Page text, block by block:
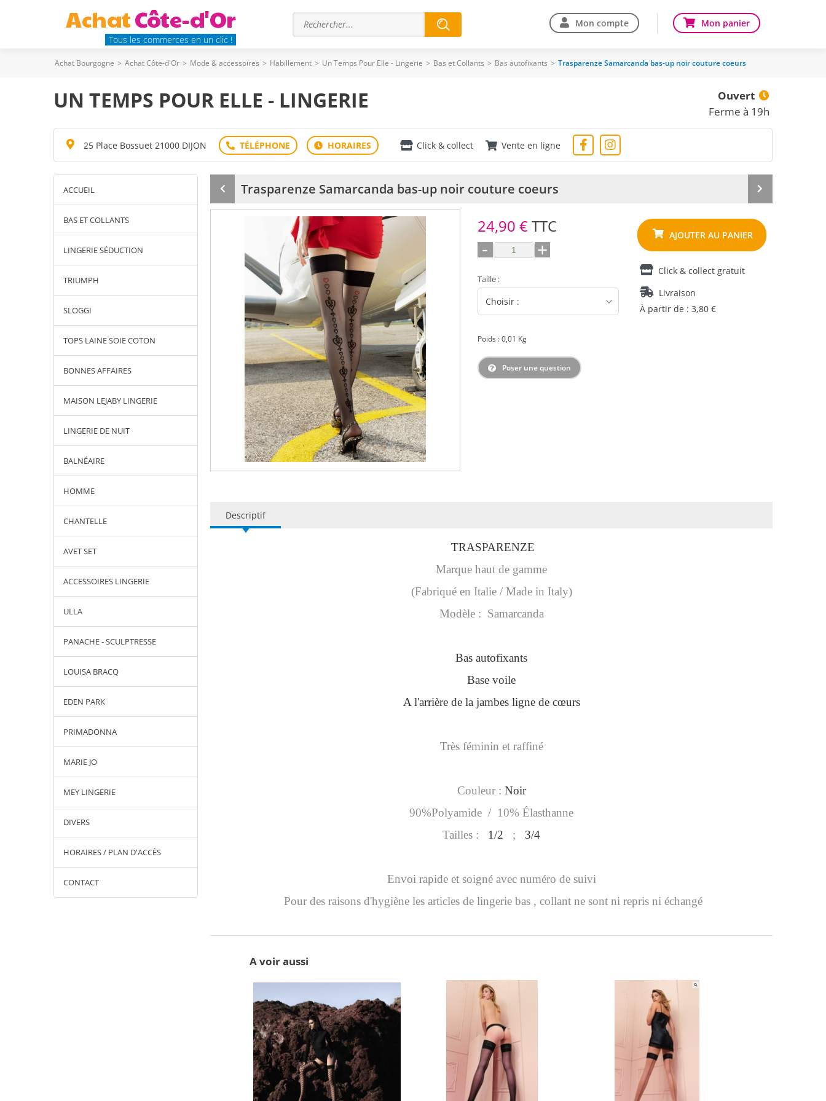
AchatCôte-d'Or
Tous les commerces en un clic !
Mon compte Mon panier
Achat Bourgogne > Achat Côte-d'Or > Mode & accessoires > Habillement > Un Temps Pour Elle - Lingerie > Bas et Collants > Bas autofixants > Trasparenze Samarcanda bas-up noir couture coeurs
UN TEMPS POUR ELLE - LINGERIE
Ouvert
Ferme à 19h
25 Place Bossuet 21000 DIJON Click & collect Vente en ligne
ACCUEIL
BAS ET COLLANTS
LINGERIE SÉDUCTION
TRIUMPH
SLOGGI
TOPS LAINE SOIE COTON
BONNES AFFAIRES
MAISON LEJABY LINGERIE
LINGERIE DE NUIT
BALNÉAIRE
HOMME
CHANTELLE
AVET SET
ACCESSOIRES LINGERIE
ULLA
PANACHE - SCULPTRESSE
LOUISA BRACQ
EDEN PARK
PRIMADONNA
MARIE JO
MEY LINGERIE
DIVERS
HORAIRES / PLAN D'ACCÈS
CONTACT
Produit
précédent
Trasparenze Samarcanda bas-up noir couture coeurs
Produit
suivant
24,90 €TTC
- +
Taille:
Poids : 0,01 Kg
Poser une question
Click & collect gratuit
Livraison
À partir de : 3,80 €
Descriptif
TRASPARENZE
Marque haut de gamme
(Fabriqué en Italie / Made in Italy)
Modèle : Samarcanda
Bas autofixants
Base voile
A l'arrière de la jambes ligne de cœurs
Très féminin et raffiné
Couleur : Noir
90%Polyamide / 10% Élasthanne
Tailles : 1/2 ; 3/4
Envoi rapide et soigné avec numéro de suivi
Pour des raisons d'hygiène les articles de lingerie bas , collant ne sont ni repris ni échangé
A voir aussi